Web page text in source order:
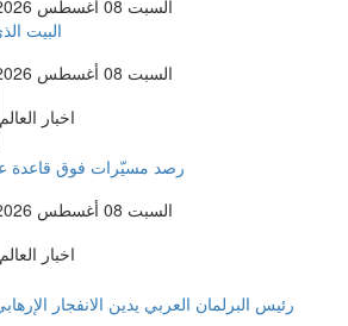
السبت 08 أغسطس 2026 09:59 صباحاً
البيت
السبت 08 أغسطس 2026 07:00 صباحاً
اخبار العالم
رصد مسيّرات فوق قاعدة
السبت 08 أغسطس 2026 07:00 صباحاً
اخبار العالم
رئيس البرلمان العربي يدين الانفجار